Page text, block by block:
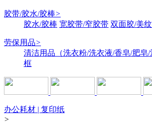
胶带/胶水/胶棒>
胶水/胶棒 宽胶带/窄胶带 双面胶/美
劳保用品>
清洁用品（洗衣粉/洗衣液/香皂/肥皂/
框
办公耗材 | 复印纸
>